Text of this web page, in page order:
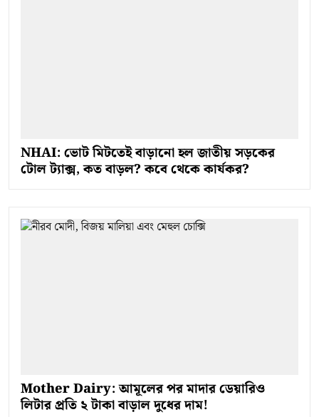
NHAI: ভোট মিটতেই বাড়ানো হল জাতীয় সড়কের
টোল ট্যাক্স, কত বাড়ল? কবে থেকে কার্যকর?
Mother Dairy: আমূলের পর মাদার ডেয়ারিও
লিটার প্রতি ২ টাকা বাড়াল দুধের দাম!